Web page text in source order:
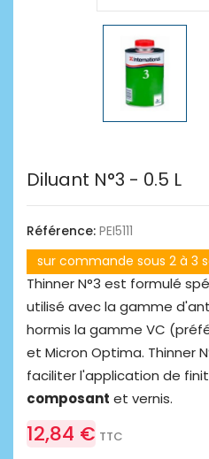
Diluant N°3 - 0.5 L
Référence: PEI5111
sur commande sous 2 à 3
Thinner N°3 est formulé
utilisé avec la gamme
hormis la gamme VC
et Micron Optima. Thinner
faciliter l'application de
composant et vernis.
12,84 € TTC